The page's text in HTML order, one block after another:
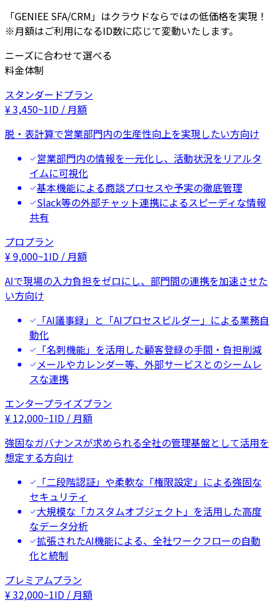
「GENIEE SFA/CRM」はクラウドならではの低価格を実現！
※月額はご利用になるID数に応じて変動いたします。
ニーズに合わせて選べる
料金体制
スタンダードプラン
¥3,450~1ID / 月額
脱・表計算で営業部門内の生産性向上を実現したい方向け
営業部門内の情報を一元化し、活動状況をリアルタ
イムに可視化
基本機能による商談プロセスや予実の徹底管理
Slack等の外部チャット連携によるスピーディな情報
共有
プロプラン
¥9,000~1ID / 月額
AIで現場の入力負担をゼロにし、部門間の連携を加速させた
い方向け
「AI議事録」と「AIプロセスビルダー」による業務自
動化
「名刺機能」を活用した顧客登録の手間・負担削減
メールやカレンダー等、外部サービスとのシームレ
スな連携
エンタープライズプラン
¥ 12,000~1ID / 月額
強固なガバナンスが求められる全社の管理基盤として活用を
想定する方向け
「二段階認証」や柔軟な「権限設定」による強固な
セキュリティ
大規模な「カスタムオブジェクト」を活用した高度
なデータ分析
拡張されたAI機能による、全社ワークフローの自動
化と統制
プレミアムプラン
¥32,000~1ID / 月額